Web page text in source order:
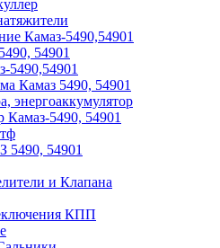
Камаз-5490,54901
54901
5490,54901
Камаз 5490, 54901
энергоаккумулятор
Камаз-5490, 54901
54901
и Клапана
КПП